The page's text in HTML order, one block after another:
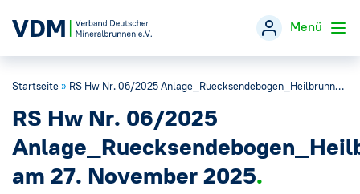
Menü
Verband →
Themen →
Öffentlichkeitsarbeit
Startseite» RS Hw Nr. 06/2025 Anlage_Ruecksendebogen_Heilbrunnen__Informationsveramstaltung am 27. November 2025
RS Hw Nr. 06/2025
am 27. November 2025